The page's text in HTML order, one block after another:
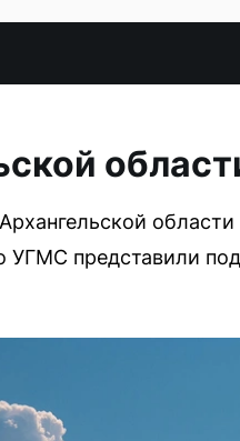
УГМС представили